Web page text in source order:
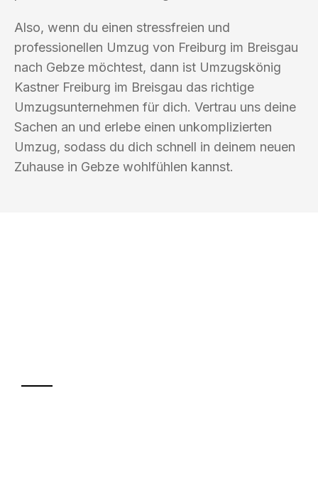
Also, wenn du einen stressfreien und
professionellen Umzug von Freiburg im Breisgau
nach Gebze möchtest, dann ist Umzugskönig
Kastner Freiburg im Breisgau das richtige
Umzugsunternehmen für dich. Vertrau uns deine
Sachen an und erlebe einen unkomplizierten
Umzug, sodass du dich schnell in deinem neuen
Zuhause in Gebze wohlfühlen kannst.